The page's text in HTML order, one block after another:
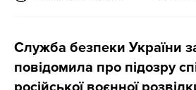
Служба безпеки України
повідомила про підозру